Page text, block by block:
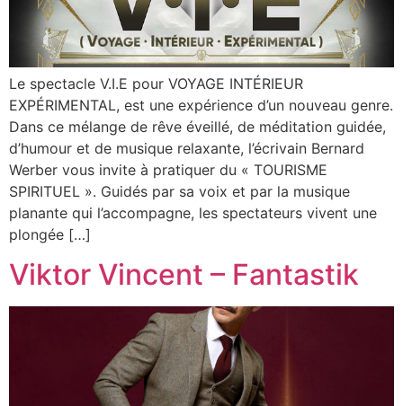
Le spectacle V.I.E pour VOYAGE INTÉRIEUR
EXPÉRIMENTAL, est une expérience d’un nouveau genre.
Dans ce mélange de rêve éveillé, de méditation guidée,
d’humour et de musique relaxante, l’écrivain Bernard
Werber vous invite à pratiquer du « TOURISME
SPIRITUEL ». Guidés par sa voix et par la musique
planante qui l’accompagne, les spectateurs vivent une
plongée […]
Viktor Vincent – Fantastik